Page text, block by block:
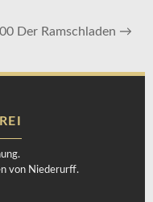
Der Ramschladen →
von Niederurff.